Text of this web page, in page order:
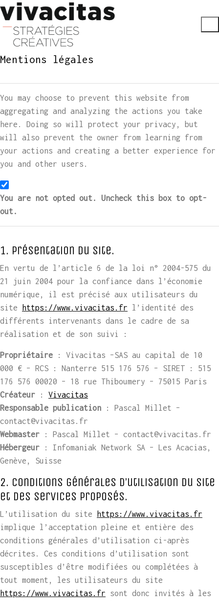
Mentions légales
You may choose to prevent this website from
aggregating and analyzing the actions you take
here. Doing so will protect your privacy, but
will also prevent the owner from learning from
your actions and creating a better experience for
you and other users.
You are not opted out. Uncheck this box to opt-
out.
1. Présentation du site.
En vertu de l’article 6 de la loi n° 2004-575 du
21 juin 2004 pour la confiance dans l’économie
numérique, il est précisé aux utilisateurs du
site
https://www.vivacitas.fr l’identité des
différents intervenants dans le cadre de sa
réalisation et de son suivi :
Propriétaire : Vivacitas –SAS au capital de 10
000 € – RCS : Nanterre 515 176 576 – SIRET : 515
176 576 00020 – 18 rue Thiboumery – 75015 Paris
Créateur : Vivacitas
Responsable publication : Pascal Millet –
contact@vivacitas.fr
Webmaster : Pascal Millet – contact@vivacitas.fr
Hébergeur : Infomaniak Network SA – Les Acacias,
Genève, Suisse
2. Conditions générales d’utilisation du site
et des services proposés.
L’utilisation du site
https://www.vivacitas.fr
implique l’acceptation pleine et entière des
conditions générales d’utilisation ci-après
décrites. Ces conditions d’utilisation sont
susceptibles d’être modifiées ou complétées à
tout moment, les utilisateurs du site
https://www.vivacitas.fr sont donc invités à les